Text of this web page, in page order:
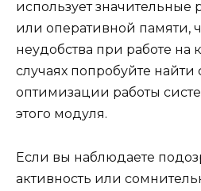
использует значительные
или оперативной памяти,
неудобства при работе на
случаях попробуйте найти
оптимизации работы
этого модуля.
Если вы наблюдаете
активность или